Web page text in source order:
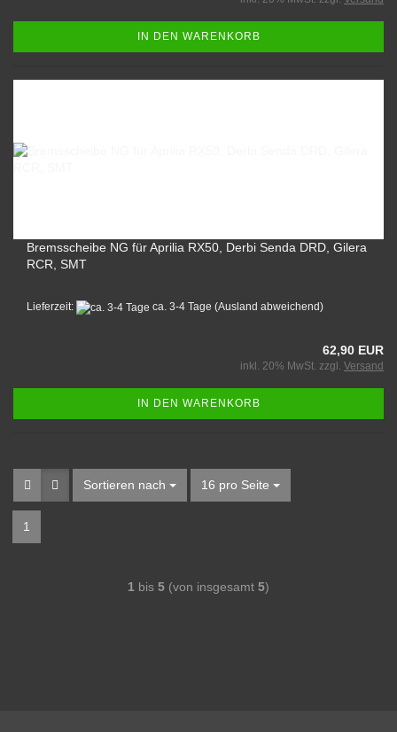
IN DEN WARENKORB
Bremsscheibe NG für Aprilia RX50, Derbi Senda DRD, Gilera
RCR, SMT
Lieferzeit: ca. 3-4 Tage (Ausland abweichend)
62,90 EUR
inkl. 20% MwSt. zzgl. Versand
IN DEN WARENKORB
Sortieren nach 16 pro Seite
1
1 bis 5 (von insgesamt 5)